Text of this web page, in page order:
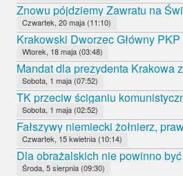
Znowu pójdziemy Zawratu na
Czwartek, 20 maja (11:10)
Krakowski Dworzec Główny
Wtorek, 18 maja (03:48)
Mandat dla prezydenta Krakowa
Sobota, 1 maja (07:52)
TK przeciw ściganiu
Sobota, 1 maja (02:52)
Fałszywy niemiecki żołnierz,
Czwartek, 15 kwietnia (10:14)
Dla obrażalskich nie powinno
Środa, 5 sierpnia (09:30)